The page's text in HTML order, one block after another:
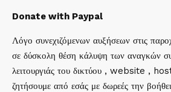
Donate with Paypal
Λόγο συνεχιζόμενων αυξήσεων στις
σε δύσκολη θέση κάλυψη των αναγκών
λειτουργιάς του δικτύου , website ,
ζητήσουμε από εσάς με δωρεές την